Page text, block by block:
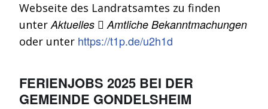
Webseite des Landratsamtes zu finden
unterAktuelles  Amtliche Bekanntmachungen
oder unter https://t1p.de/u2h1d
FERIENJOBS 2025 BEI DER
GEMEINDE GONDELSHEIM